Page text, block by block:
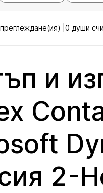
| 0 души
и
2-